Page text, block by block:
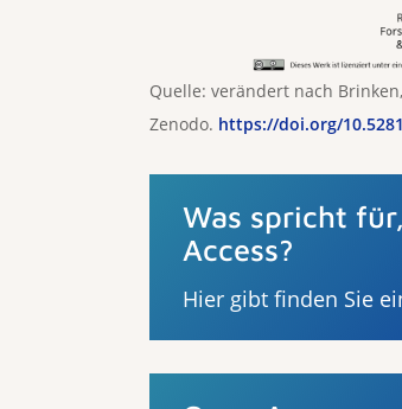
Quelle: verändert nach
Zenodo. https://doi.org/
Was spricht
Access?
Hier gibt finden Sie